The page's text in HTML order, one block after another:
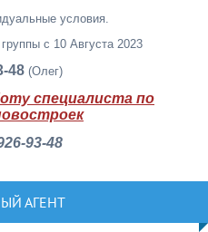
условия.
с 10 Августа 2023
48 (Олег)
специалиста по
93-48
АГЕНТ